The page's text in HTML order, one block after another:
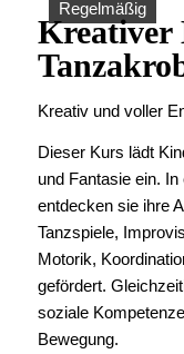
Regelmäßig
Kreativer
Kreativ und voller
Dieser Kurs lädt
und Fantasie ein.
entdecken sie ihre
Tanzspiele,
Motorik,
gefördert.
soziale
Bewegung.